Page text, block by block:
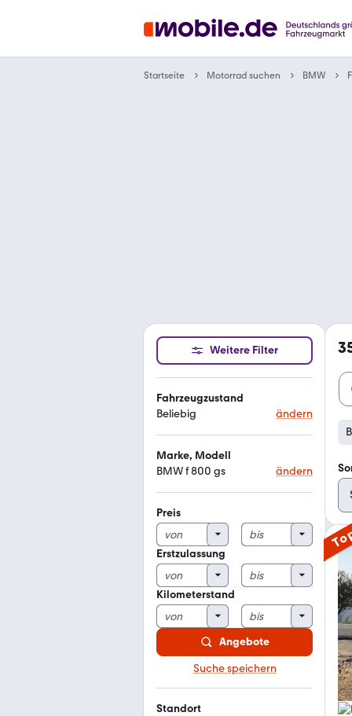
Startseite Motorrad suchen BMW
Weitere Filter
Fahrzeugzustand
Beliebig
ändern
Marke, Modell
BMW f 800 gs
ändern
Preis
Erstzulassung
Kilometerstand
Angebote
Suche speichern
Standort